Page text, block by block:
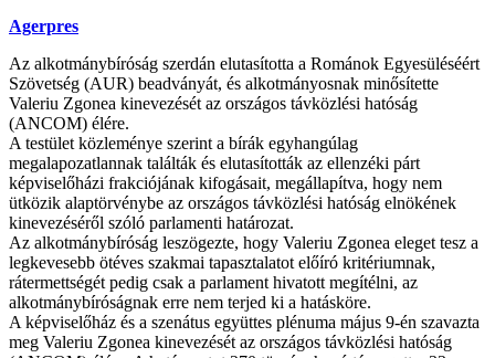
Agerpres
Az alkotmánybíróság szerdán elutasította a Románok Egyesüléséért
Szövetség (AUR) beadványát, és alkotmányosnak minősítette
Valeriu Zgonea kinevezését az országos távközlési hatóság
(ANCOM) élére.
A testület közleménye szerint a bírák egyhangúlag
megalapozatlannak találták és elutasították az ellenzéki párt
képviselőházi frakciójának kifogásait, megállapítva, hogy nem
ütközik alaptörvénybe az országos távközlési hatóság elnökének
kinevezéséről szóló parlamenti határozat.
Az alkotmánybíróság leszögezte, hogy Valeriu Zgonea eleget tesz a
legkevesebb ötéves szakmai tapasztalatot előíró kritériumnak,
rátermettségét pedig csak a parlament hivatott megítélni, az
alkotmánybíróságnak erre nem terjed ki a hatásköre.
A képviselőház és a szenátus együttes plénuma május 9-én szavazta
meg Valeriu Zgonea kinevezését az országos távközlési hatóság